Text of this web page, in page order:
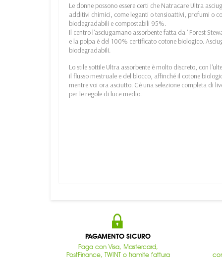
Le donne possono essere certi che Natracare Ultra
additivi chimici, come leganti o tensioattivi, profumi o
biodegradabili e compostabili 95%.
Il centro l'asciugamano assorbente fatta da ' Forest
e la polpa è del 100% certificato cotone biologico.
biodegradabili.
Lo stile sottile Ultra assorbente è molto discreto, con
il flusso mestruale e del blocco, affinché il cotone
mentre voi ora asciutto. C'è una selezione completa di
per le regole di luce medio.
PAGAMENTO SICURO
Paga con Visa, Mastercard,
PostFinance, TWINT o tramite fattura